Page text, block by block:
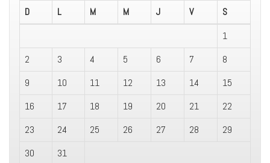
D
L M M J V
S
1
2
3 4 5 6 7
8
9
10 11 12 13 14
15
16
17 18 19 20 21
22
23
24 25 26 27 28
29
30
31